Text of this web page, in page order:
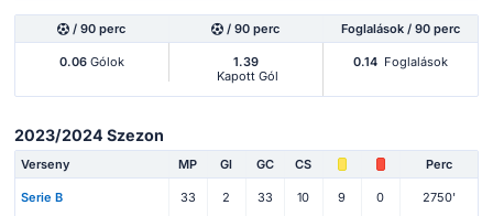
/ 90 perc / 90 perc Foglalások / 90 perc
0.06Gólok
1.39
Kapott Gól
0.14 Foglalások
2023/2024 Szezon
Verseny MP Gl GC CS Perc
Serie B 33 2 33 10 9 0 2750'